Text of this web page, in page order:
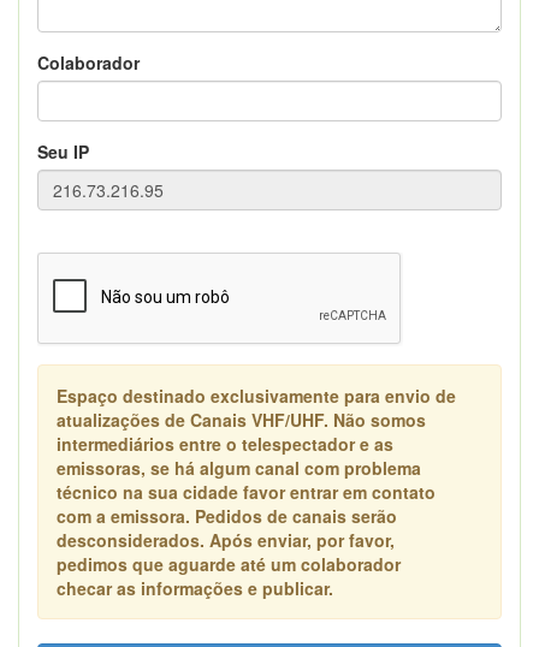
Colaborador
Seu IP
Espaço destinado exclusivamente para envio de
atualizações de Canais VHF/UHF. Não somos
intermediários entre o telespectador e as
emissoras, se há algum canal com problema
técnico na sua cidade favor entrar em contato
com a emissora. Pedidos de canais serão
desconsiderados. Após enviar, por favor,
pedimos que aguarde até um colaborador
checar as informações e publicar.